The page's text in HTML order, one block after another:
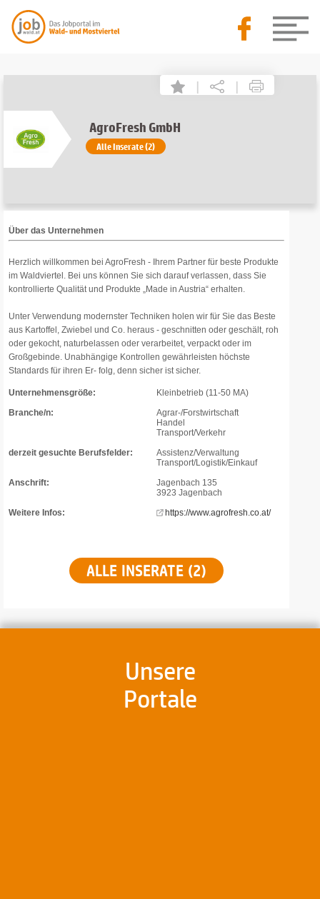
| |
AgroFresh GmbH
Alle Inserate (2)
Über das Unternehmen
Herzlich willkommen bei AgroFresh - Ihrem Partner für beste Produkte
im Waldviertel. Bei uns können Sie sich darauf verlassen, dass Sie
kontrollierte Qualität und Produkte „Made in Austria“ erhalten.
Unter Verwendung modernster Techniken holen wir für Sie das Beste
aus Kartoffel, Zwiebel und Co. heraus - geschnitten oder geschält, roh
oder gekocht, naturbelassen oder verarbeitet, verpackt oder im
Großgebinde. Unabhängige Kontrollen gewährleisten höchste
Standards für ihren Er- folg, denn sicher ist sicher.
Unternehmensgröße:
Kleinbetrieb (11-50 MA)
Branche/n:
Agrar-/Forstwirtschaft
Handel
Transport/Verkehr
derzeit gesuchte Berufsfelder:
Assistenz/Verwaltung
Transport/Logistik/Einkauf
Anschrift:
Jagenbach 135
3923 Jagenbach
Weitere Infos:
https://www.agrofresh.co.at/
ALLE INSERATE (2)
Unsere
Portale